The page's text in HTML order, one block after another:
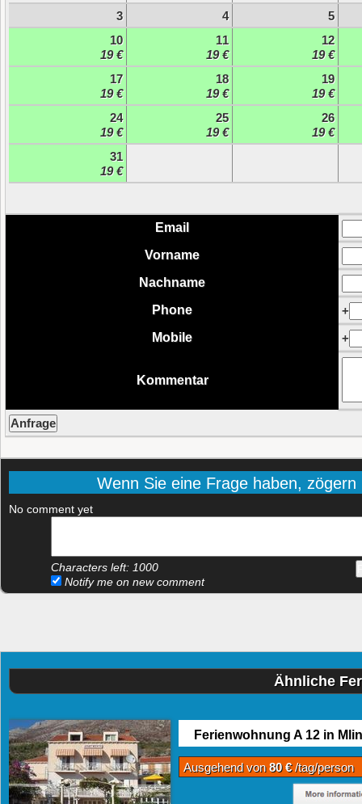
3 4
5
10
19 €
11
19 €
12
19 €
17
19 €
18
19 €
19
19 €
24
19 €
25
19 €
26
19 €
31
19 €
Email
Vorname
Nachname
Phone
+
Mobile
+
Kommentar
Wenn Sie eine Frage haben,
No comment yet
Characters left: 1000
Notify me on new comment
Ähnliche
Ferienwohnung A 12 in
Ausgehend von80 €/tag/person